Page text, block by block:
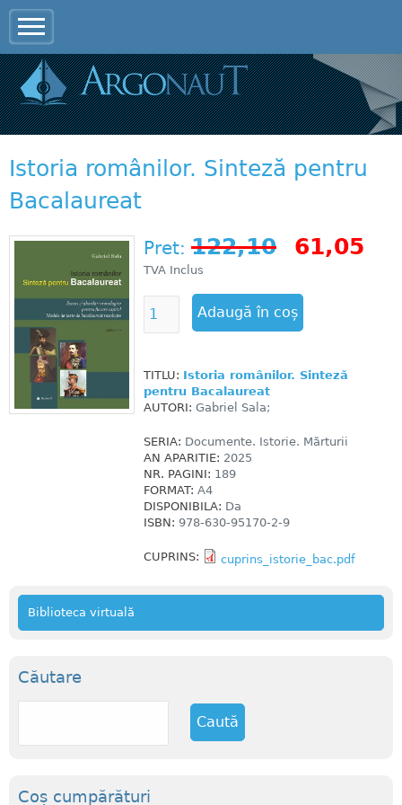
Istoria românilor. Sinteză pentru
Bacalaureat
Pret: 122,10 61,05
TVA Inclus
TITLU: Istoria românilor. Sinteză
pentru Bacalaureat
AUTORI: Gabriel Sala;
SERIA: Documente. Istorie. Mărturii
AN APARITIE: 2025
NR. PAGINI: 189
FORMAT: A4
DISPONIBILA: Da
ISBN: 978-630-95170-2-9
CUPRINS: cuprins_istorie_bac.pdf
Biblioteca virtuală
Căutare
C
Coș cumpărături